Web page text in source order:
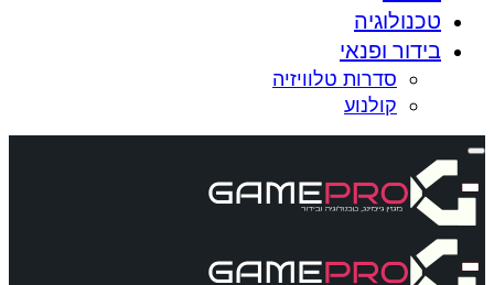
טכנולוגיה
בידור ופנאי
סדרות טלוויזיה
קולנוע